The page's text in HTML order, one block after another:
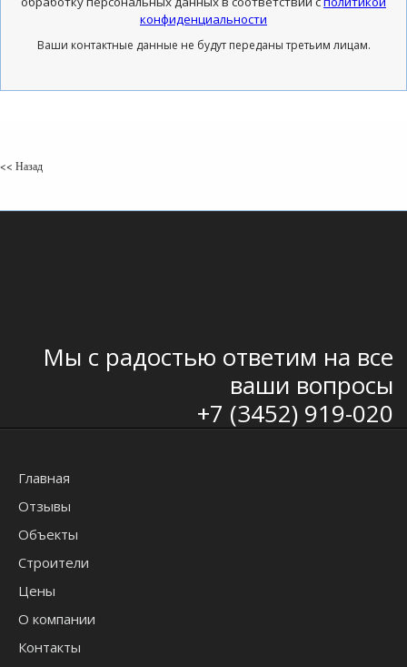
конфиденциальности
Ваши контактные данные не будут переданы третьим лицам.
<< Назад
Мы с радостью ответим на все
ваши вопросы
+7 (3452) 919-020
Главная
Отзывы
Объекты
Строители
Цены
О компании
Контакты